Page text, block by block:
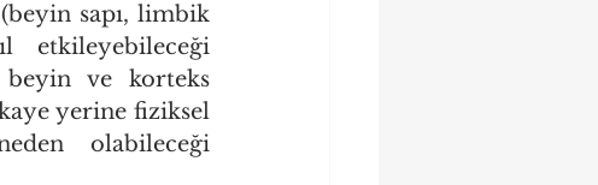
(beyin sapı, limbik
etkileyebileceği
beyin ve korteks
yerine fiziksel
olabileceği